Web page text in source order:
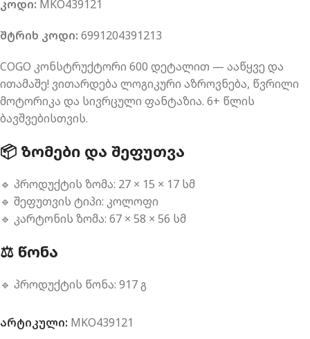
კოდი: MKO439121
შტრიხ კოდი: 6991204391213
COGO კონსტრუქტორი 600 დეტალით — ააწყვე და
ითამაშე! ვითარდება ლოგიკური აზროვნება, წვრილი
მოტორიკა და სივრცული ფანტაზია. 6+ წლის
ბავშვებისთვის.
📦 ᲖᲝᲛᲔᲑᲘ ᲓᲐ ᲨᲔᲤᲣᲗᲕᲐ
🔹 პროდუქტის ზომა: 27 × 15 × 17 სმ
🔹 შეფუთვის ტიპი: კოლოფი
🔹 კარტონის ზომა: 67 × 58 × 56 სმ
⚖️ ᲬᲝᲜᲐ
🔹 პროდუქტის წონა: 917 გ
არტიკული: MKO439121